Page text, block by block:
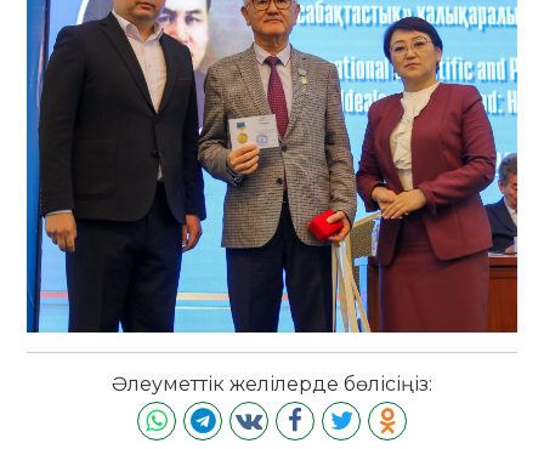
Әлеуметтік желілерде бөлісіңіз: